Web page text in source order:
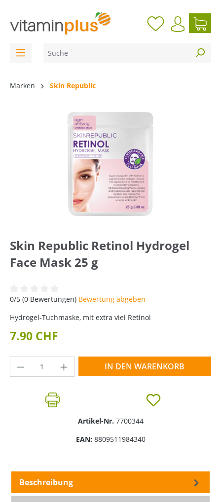
Marken Skin Republic
Skin Republic Retinol Hydrogel
Face Mask 25 g
Durchschnittliche Bewertung von 0 von 5 Sternen
0/5 (0 Bewertungen) Bewertung abgeben
Hydrogel-Tuchmaske, mit extra viel Retinol
7.90 CHF
Produkt Anzahl: Gib den gewünschten
IN DEN WARENKORB
Artikel-Nr. 7700344
EAN: 8809511984340
Beschreibung